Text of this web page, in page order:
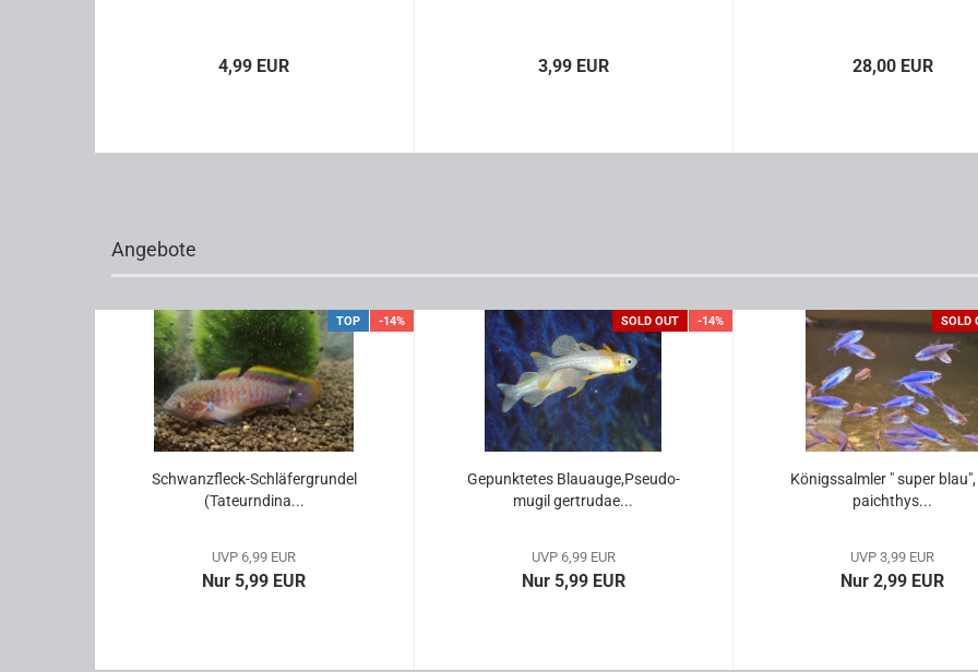
4,99 EUR 3,99 EUR 28,00 EUR
Angebote
TOP -14%
Schwanzfleck-​​Schlä­fer­grun­del
(Ta­teurn­di­na...
UVP 6,99 EUR
Nur 5,99 EUR
SOLD OUT -14%
Ge­punk­te­tes Blau­au­ge,Pseu­do­
mu­gil ger­tru­dae...
UVP 6,99 EUR
Nur 5,99 EUR
SOLD
Kö­nigs­salm­ler " super
paicht­hys...
UVP 3,99 EUR
Nur 2,99 EUR